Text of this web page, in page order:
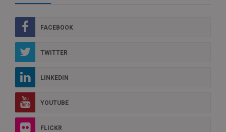
FACEBOOK
TWITTER
LINKEDIN
YOUTUBE
FLICKR